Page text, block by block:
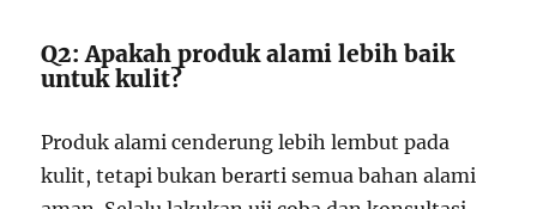
Q2: Apakah produk alami lebih baik
untuk kulit?
Produk alami cenderung lebih lembut pada
kulit, tetapi bukan berarti semua bahan alami